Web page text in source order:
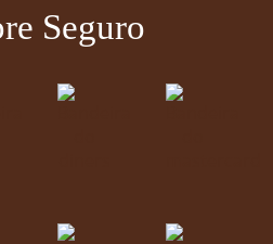
Seguro